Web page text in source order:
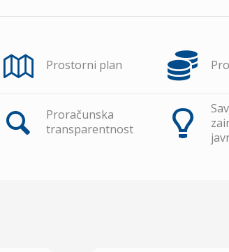
Prostorni plan
Proračunska
transparentnost